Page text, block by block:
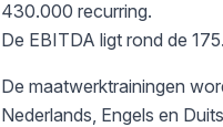
430.000 recurring.
De EBITDA ligt rond de
De maatwerktrainingen
Nederlands, Engels en